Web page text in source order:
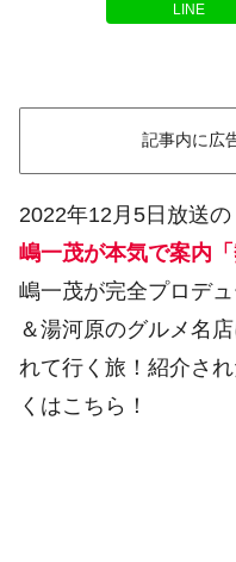
LINE
記事内に広
2022年12月5日放送
嶋一茂が本気で案内
嶋一茂が完全プロデ
＆湯河原のグルメ名
れて行く旅！紹介さ
くはこちら！